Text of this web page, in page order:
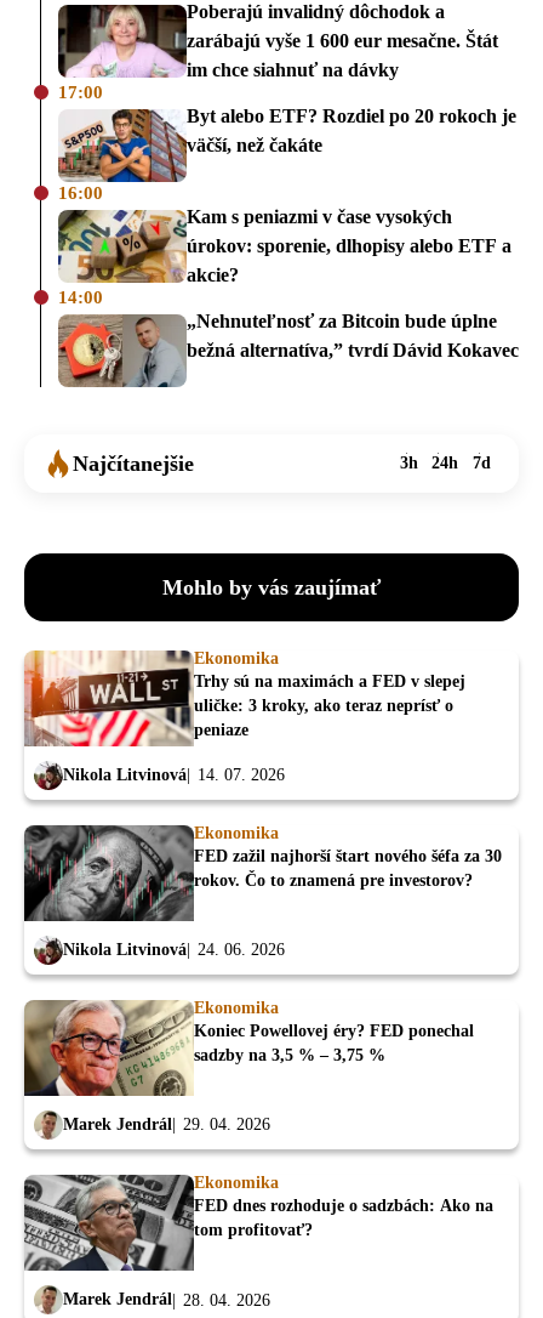
Poberajú invalidný dôchodok a
zarábajú vyše 1 600 eur mesačne. Štát
im chce siahnuť na dávky
17:00
Byt alebo ETF? Rozdiel po 20 rokoch je
väčší, než čakáte
16:00
Kam s peniazmi v čase vysokých
úrokov: sporenie, dlhopisy alebo ETF a
akcie?
14:00
„Nehnuteľnosť za Bitcoin bude úplne
bežná alternatíva,” tvrdí Dávid Kokavec
Najčítanejšie 3h 24h 7d
Mohlo by vás zaujímať
Ekonomika
Trhy sú na maximách a FED v slepej
uličke: 3 kroky, ako teraz neprísť o
peniaze
Nikola Litvinová 14. 07. 2026
Ekonomika
FED zažil najhorší štart nového šéfa za 30
rokov. Čo to znamená pre investorov?
Nikola Litvinová 24. 06. 2026
Ekonomika
Koniec Powellovej éry? FED ponechal
sadzby na 3,5 % – 3,75 %
Marek Jendrál 29. 04. 2026
Ekonomika
FED dnes rozhoduje o sadzbách: Ako na
tom profitovať?
Marek Jendrál 28. 04. 2026